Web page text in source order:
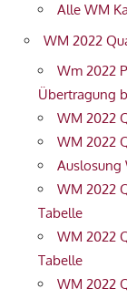
Alle WM
WM 2022
Wm 2022
Übertragung
WM 2022
WM 2022
Auslosung
WM 2022
Tabelle
WM 2022
Tabelle
WM 2022